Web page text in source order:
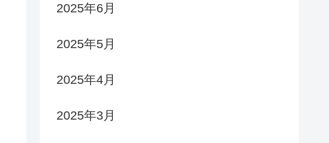
2025年6月
2025年5月
2025年4月
2025年3月